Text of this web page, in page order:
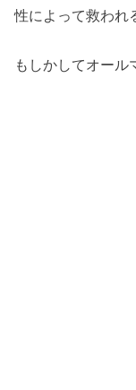
性によって救われ
もしかしてオー